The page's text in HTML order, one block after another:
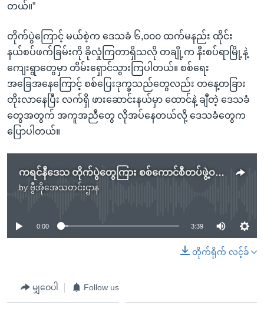
တယ်။”
တိုက်ပွဲကြောင့် မယ်စဲ့က ဒေသခံ ၆,၀၀၀ ထက်မနည်း ထိုင်း
နယ်စပ်ဖက်ခြမ်းကို ခိုလှုံကြတာရှိသလို တချို့က နီးစပ်ရာမြို့နဲ့
ကျေးရွာတွေမှာ တိမ်းရှောင်သွားကြပါတယ်။ စစ်ရေး
အခြေအနေကြောင့် စစ်ပြေးဒုက္ခသည်တွေလည်း တနေ့တခြား
တိုးလာနေပြီး လက်ရှိ ဖားဆောင်းနယ်မှာ ထောင်နဲ့ ချီတဲ့ ဒေသခံ
တွေအတွက် အကူအညီတွေ လိုအပ်နေတယ်လို့ ဒေသခံတွေက
ပြောပါတယ်။
ကရင်နီဒေသ တိုက်ပွဲတွေကြား စစ်ကောင်စီတပ်ဖွဲ့ဝင်တချို့လက်နက်ချ
by ဗွီအိုအေသတင်းဌာန
No media source currently available
0:00 3:39
တိုက်ရိုက် လင့်ခ်
မျှဝေပါ Follow us